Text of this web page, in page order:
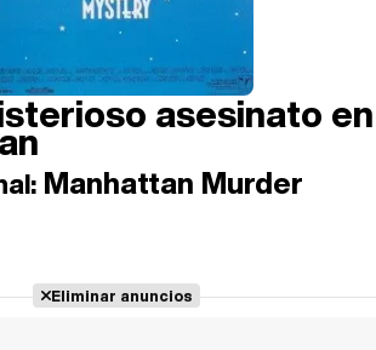
asesinato en
Manhattan Murder
Eliminar anuncios